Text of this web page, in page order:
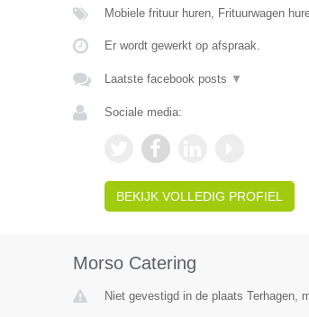
Mobiele frituur huren, Frituurwagen
Er wordt gewerkt op afspraak.
Laatste facebook posts ▼
Sociale media:
BEKIJK VOLLEDIG PROFIEL
Morso Catering
Niet gevestigd in de plaats Terhagen,